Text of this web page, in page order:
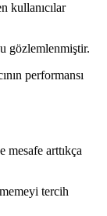
kullanıcılar
gözlemlenmiştir.
performansı
mesafe arttıkça
tercih